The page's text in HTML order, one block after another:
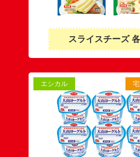
スライスチーズ
エシカル